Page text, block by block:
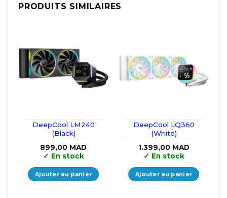
PRODUITS SIMILAIRES
DeepCool LM240
(Black)
899,00 MAD
✓ En stock
Ajouter au panier
DeepCool LQ360
(White)
1.399,00 MAD
✓ En stock
Ajouter au panier